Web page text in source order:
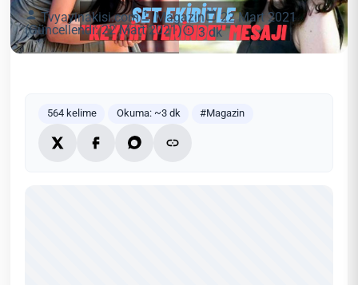
Tvyayinakisi.com Magazin
22 Mart 2021
(Güncellendi: 22 Mart 2021)
3 dk
564 kelime Okuma: ~3 dk #Magazin